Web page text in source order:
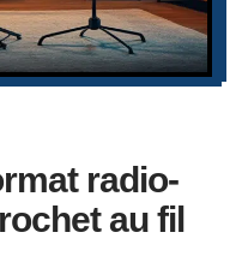
radio-
au fil